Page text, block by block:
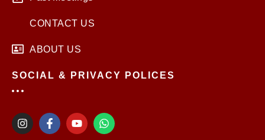
CONTACT US
ABOUT US
SOCIAL & PRIVACY POLICES
I
n
F
a
Y
o
W
h